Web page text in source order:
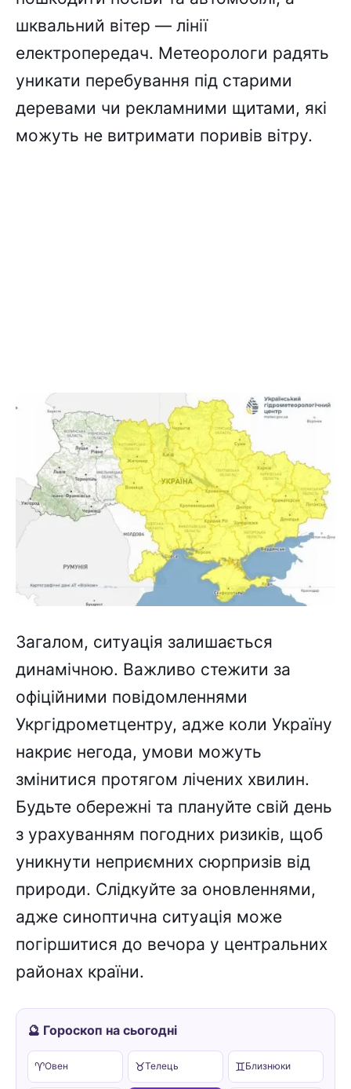
шквальний вітер — лінії
електропередач. Метеорологи радять
уникати перебування під старими
деревами чи рекламними щитами, які
можуть не витримати поривів вітру.
Загалом, ситуація залишається
динамічною. Важливо стежити за
офіційними повідомленнями
Укргідрометцентру, адже коли Україну
накриє негода, умови можуть
змінитися протягом лічених хвилин.
Будьте обережні та плануйте свій день
з урахуванням погодних ризиків, щоб
уникнути неприємних сюрпризів від
природи. Слідкуйте за оновленнями,
адже синоптична ситуація може
погіршитися до вечора у центральних
районах країни.
🔮 Гороскоп на сьогодні
♈Овен ♉Телець ♊Близнюки